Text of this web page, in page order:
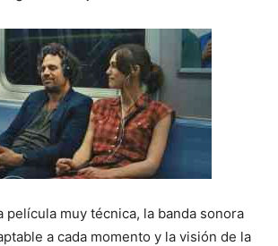
película muy técnica, la banda sonora
a cada momento y la visión de la